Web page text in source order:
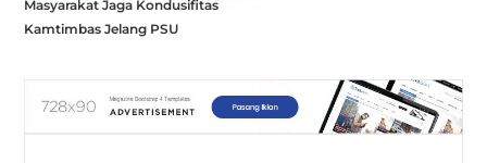
Masyarakat Jaga Kondusifitas
Kamtimbas Jelang PSU